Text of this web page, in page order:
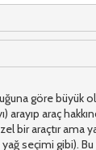
göre büyük
arayıp araç
bir araçtır ama
seçimi gibi). Bu